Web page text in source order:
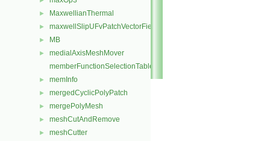
► MaxwellianThermal
► maxwellSlipUFvPatchVectorField
► MB
►
medialAxisMeshMover
memberFunctionSelectionTables
► memInfo
► mergedCyclicPolyPatch
► mergePolyMesh
► meshCutAndRemove
► meshCutter